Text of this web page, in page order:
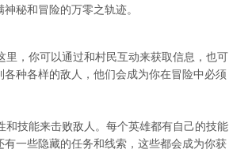
秘和冒险的万零之轨迹。
，你可以通过和村民互动来获取信息，也可
种各样的敌人，他们会成为你在冒险中必须
技能来击败敌人。每个英雄都有自己的技能
一些隐藏的任务和线索，这些都会成为你获